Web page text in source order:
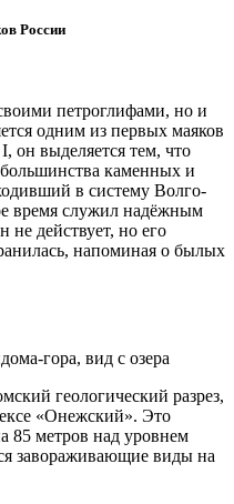
России
петроглифами, но и
одним из первых маяков
он выделяется тем, что
каменных и
в систему Волго-
время служил надёжным
не действует, но его
напоминая о былых
геологический разрез,
«Онежский». Это
85 метров над уровнем
завораживающие виды на